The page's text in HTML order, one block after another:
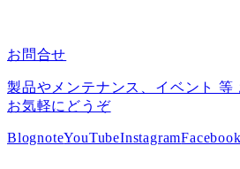
お問合せ
製品やメンテナンス、イベント 等
お気軽にどうぞ
BlognoteYouTubeInstagramFacebook